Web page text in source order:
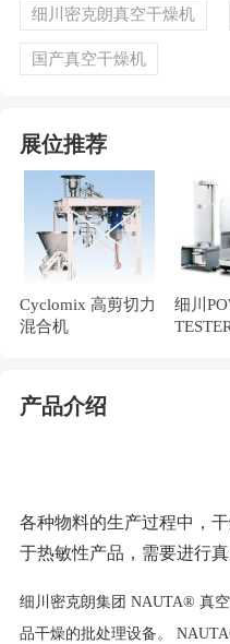
细川密克朗真空干燥机
国产真空干燥机
展位推荐
Cyclomix 高剪切力
混合机
细川
产品介绍
各种物料的生产过程中，
于热敏性产品，需要进行真
细川密克朗集团 NAUTA® 真
品干燥的批处理设备。